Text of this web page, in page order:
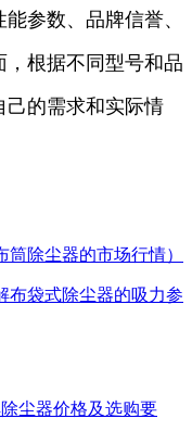
参数、品牌信誉、
，根据不同型号和品
己的需求和实际情
除尘器的市场行情）
布袋式除尘器的吸力参
尘器价格及选购要